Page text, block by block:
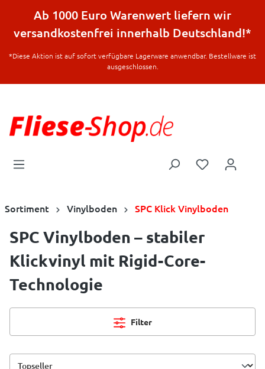
springen
Ab 1000 Euro Warenwert liefern wir
versandkostenfrei innerhalb Deutschland!*
*Diese Aktion ist auf sofort verfügbare Lagerware anwendbar. Bestellware ist
ausgeschlossen.
Sortiment Vinylboden SPC Klick Vinylboden
SPC Vinylboden – stabiler
Klickvinyl mit Rigid-Core-
Technologie
Filter